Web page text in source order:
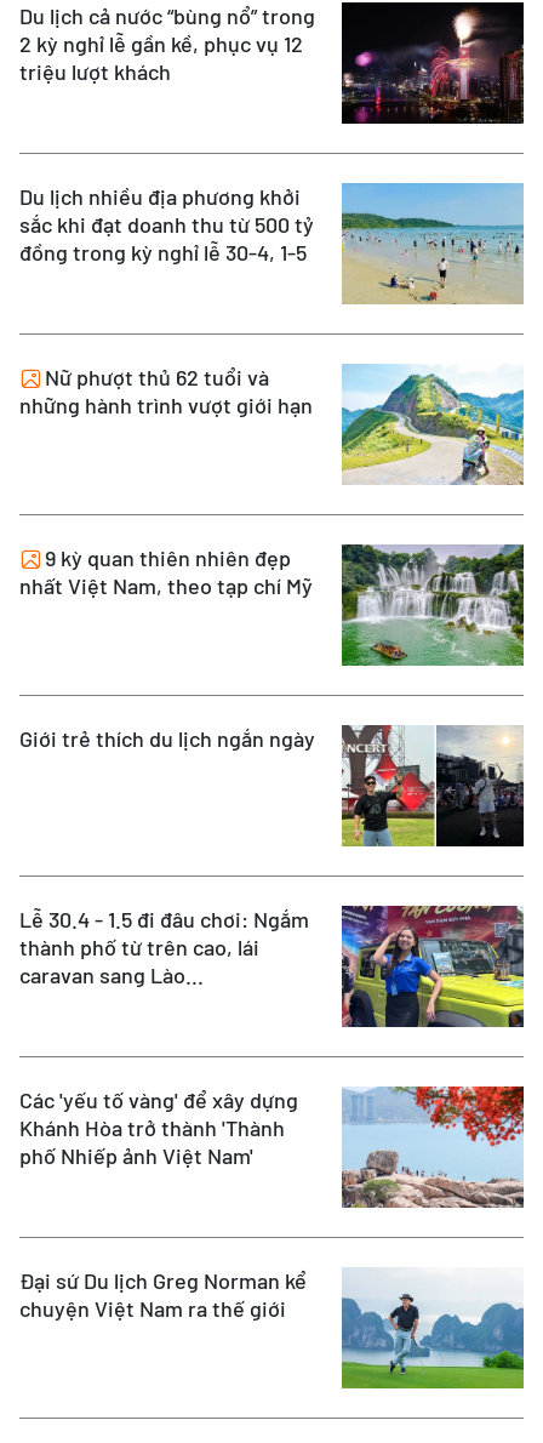
Du lịch cả nước “bùng nổ” trong
2 kỳ nghỉ lễ gần kề, phục vụ 12
triệu lượt khách
Du lịch nhiều địa phương khởi
sắc khi đạt doanh thu từ 500 tỷ
đồng trong kỳ nghỉ lễ 30-4, 1-5
Nữ phượt thủ 62 tuổi và
những hành trình vượt giới hạn
9 kỳ quan thiên nhiên đẹp
nhất Việt Nam, theo tạp chí Mỹ
Giới trẻ thích du lịch ngắn ngày
Lễ 30.4 - 1.5 đi đâu chơi: Ngắm
thành phố từ trên cao, lái
caravan sang Lào...
Các 'yếu tố vàng' để xây dựng
Khánh Hòa trở thành 'Thành
phố Nhiếp ảnh Việt Nam'
Đại sứ Du lịch Greg Norman kể
chuyện Việt Nam ra thế giới